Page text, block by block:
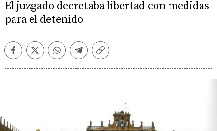
El juzgado decretaba libertad con medidas
para el detenido
FacebookTwitterWhatsappTelegramCopiar